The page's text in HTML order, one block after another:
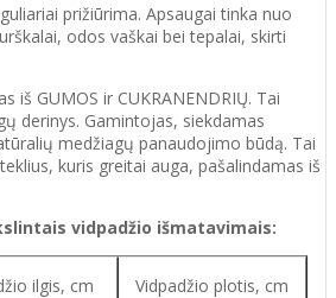
prižiūrima. Apsaugai tinka nuo
, odos vaškai bei tepalai, skirti
iš GUMOS ir CUKRANENDRIŲ. Tai
derinys. Gamintojas, siekdamas
medžiagų panaudojimo būdą. Tai
kuris greitai auga, pašalindamas iš
vidpadžio išmatavimais:
ilgis, cm Vidpadžio plotis, cm